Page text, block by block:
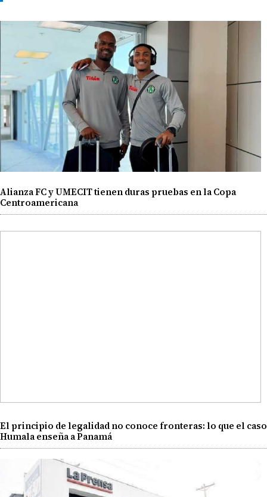
Alianza FC y UMECIT tienen duras pruebas en la Copa
Centroamericana
El principio de legalidad no conoce fronteras: lo que el caso
Humala enseña a Panamá